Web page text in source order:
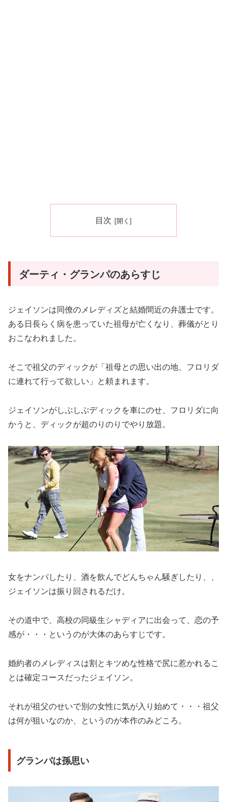
目次
ダーティ・グランパのあらすじ
ジェイソンは同僚のメレディズと結婚間近の弁護士です。
ある日長らく病を患っていた祖母が亡くなり、葬儀がとり
おこなわれました。
そこで祖父のディックが「祖母との思い出の地、フロリダ
に連れて行って欲しい」と頼まれます。
ジェイソンがしぶしぶディックを車にのせ、フロリダに向
かうと、ディックが超のりのりでやり放題。
女をナンパしたり、酒を飲んでどんちゃん騒ぎしたり、、
ジェイソンは振り回されるだけ。
その道中で、高校の同級生シャディアに出会って、恋の予
感が・・・というのが大体のあらすじです。
婚約者のメレディスは割とキツめな性格で尻に惹かれるこ
とは確定コースだったジェイソン。
それが祖父のせいで別の女性に気が入り始めて・・・祖父
は何が狙いなのか、というのが本作のみどころ。
グランパは孫思い